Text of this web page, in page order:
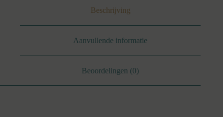
Beschrijving
Aanvullende informatie
Beoordelingen (0)